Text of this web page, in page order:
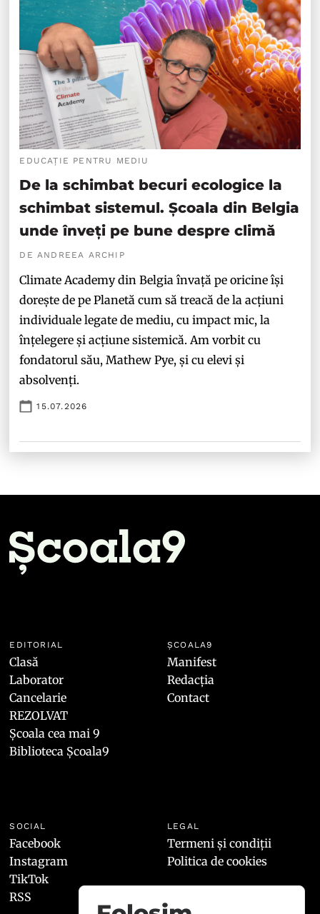
EDUCAȚIE PENTRU MEDIU
De la schimbat becuri ecologice la
schimbat sistemul. Școala din Belgia
unde înveți pe bune despre climă
DE ANDREEA ARCHIP
Climate Academy din Belgia învață pe oricine își
dorește de pe Planetă cum să treacă de la acțiuni
individuale legate de mediu, cu impact mic, la
înțelegere și acțiune sistemică. Am vorbit cu
fondatorul său, Mathew Pye, și cu elevi și
absolvenți.
15.07.2026
EDITORIAL
Clasă
Laborator
Cancelarie
REZOLVAT
Școala cea mai 9
Biblioteca Școala9
ȘCOALA9
Manifest
Redacția
Contact
SOCIAL
Facebook
Instagram
TikTok
RSS
LEGAL
Termeni și condiții
Politica de cookies